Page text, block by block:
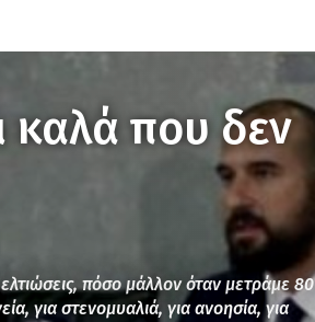
καλά που δεν
πόσο μάλλον όταν μετράμε 80
για στενομυαλιά, για ανοησία, για